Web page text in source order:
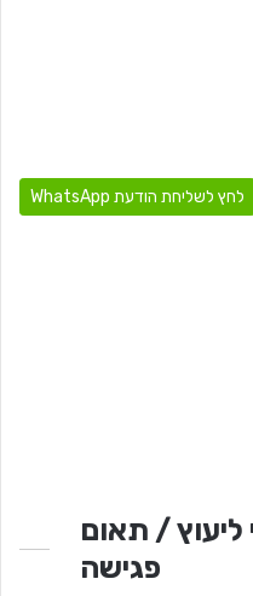
לחץ לשליחת הודעת WhatsApp
ליעוץ / תאום
פגישה